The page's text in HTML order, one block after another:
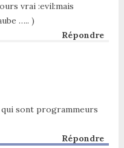
vrai :evil:mais
….. )
Répondre
sont programmeurs
Répondre